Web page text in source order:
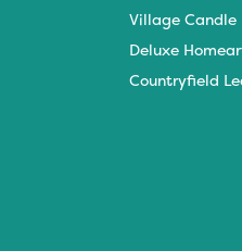
Village Candle
Deluxe
Countryfield